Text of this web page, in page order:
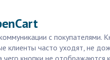
с покупателями.
клиенты часто уходят, не
кнопки не отображаются